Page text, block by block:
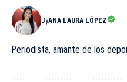
ByANA LAURA LÓPEZ
Periodista, amante de los